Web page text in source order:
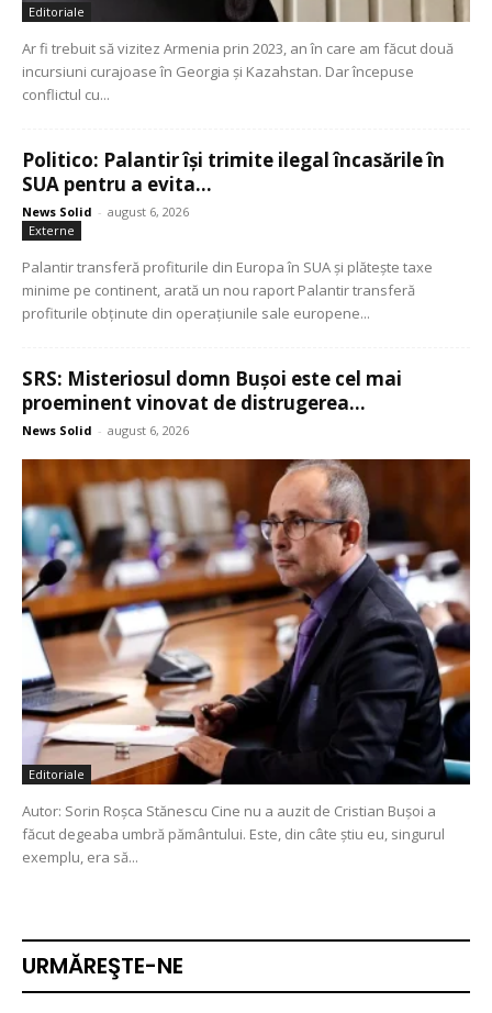
Editoriale
Ar fi trebuit să vizitez Armenia prin 2023, an în care am făcut două
incursiuni curajoase în Georgia și Kazahstan. Dar începuse
conflictul cu...
Politico: Palantir își trimite ilegal încasările în
SUA pentru a evita...
News Solid - august 6, 2026
Externe
Palantir transferă profiturile din Europa în SUA și plătește taxe
minime pe continent, arată un nou raport Palantir transferă
profiturile obținute din operațiunile sale europene...
SRS: Misteriosul domn Bușoi este cel mai
proeminent vinovat de distrugerea...
News Solid - august 6, 2026
Editoriale
Autor: Sorin Roșca Stănescu Cine nu a auzit de Cristian Bușoi a
făcut degeaba umbră pământului. Este, din câte știu eu, singurul
exemplu, era să...
URMĂREŞTE-NE